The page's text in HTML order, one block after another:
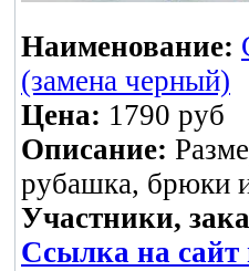
Наименование:
(замена черный)
Цена: 1790 руб
Описание:
рубашка, брюки
Участники,
Ссылка на